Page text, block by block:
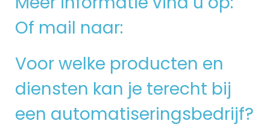
Of mail naar:
Voor welke producten en
diensten kan je terecht bij
een automatiseringsbedrijf?